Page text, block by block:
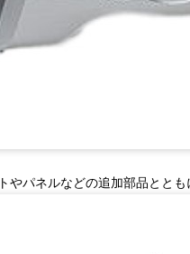
やパネルなどの追加部品とと